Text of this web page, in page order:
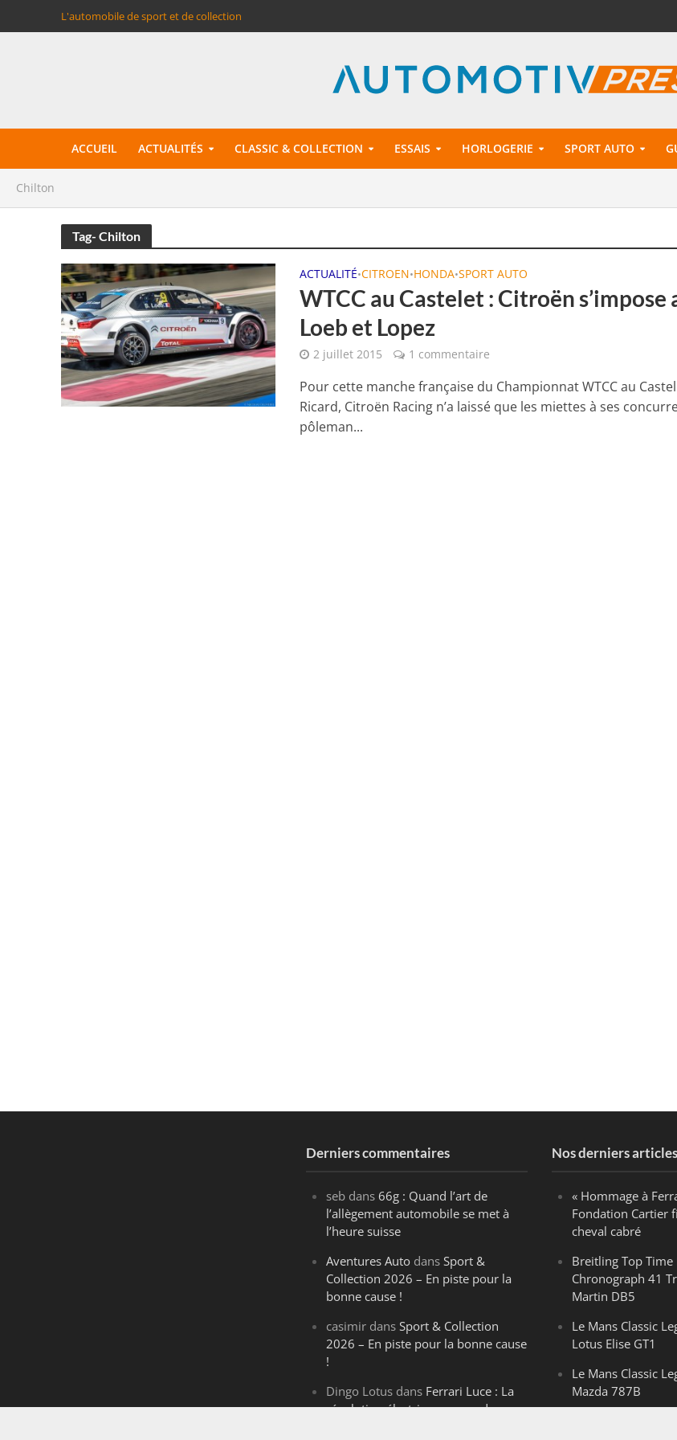
L'automobile de sport et de collection
ACCUEIL ACTUALITÉS CLASSIC & COLLECTION ESSAIS HORLOGERIE SPORT AUTO
Chilton
Tag- Chilton
ACTUALITÉ•CITROEN•HONDA•SPORT AUTO
WTCC au Castelet : Citroën s’impose
Loeb et Lopez
2 juillet 2015 1 commentaire
Pour cette manche française du Championnat WTCC au
Ricard, Citroën Racing n’a laissé que les miettes à ses
pôleman...
Derniers commentaires
seb dans66g : Quand l’art de
l’allègement automobile se met à
l’heure suisse
Aventures Auto dansSport &
Collection 2026 – En piste pour la
bonne cause !
casimir dansSport & Collection
2026 – En piste pour la bonne cause
!
Dingo Lotus dans Ferrari Luce : La
révolution électrique venue de
Nos derniers articles
« Hommage à
Fondation Cartier
cheval cabré
Breitling Top Time
Chronograph 41
Martin DB5
Le Mans Classic
Lotus Elise GT1
Le Mans Classic
Mazda 787B